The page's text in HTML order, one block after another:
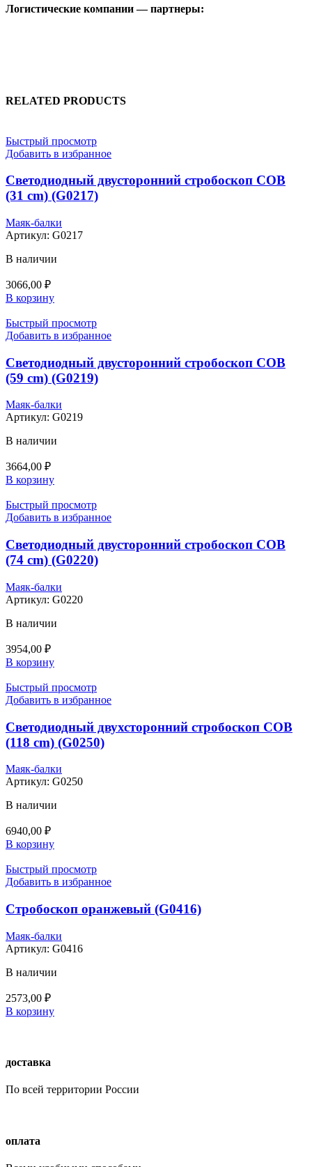
Логистические компании — партнеры:
RELATED PRODUCTS
Быстрый просмотр
Добавить в избранное
Светодиодный двусторонний стробоскоп СОВ
(31 cm) (G0217)
Маяк-балки
Артикул: G0217
В наличии
3066,00 ₽
В корзину
Быстрый просмотр
Добавить в избранное
Светодиодный двусторонний стробоскоп СОВ
(59 cm) (G0219)
Маяк-балки
Артикул: G0219
В наличии
3664,00 ₽
В корзину
Быстрый просмотр
Добавить в избранное
Светодиодный двусторонний стробоскоп СОВ
(74 cm) (G0220)
Маяк-балки
Артикул: G0220
В наличии
3954,00 ₽
В корзину
Быстрый просмотр
Добавить в избранное
Светодиодный двухсторонний стробоскоп СОВ
(118 cm) (G0250)
Маяк-балки
Артикул: G0250
В наличии
6940,00 ₽
В корзину
Быстрый просмотр
Добавить в избранное
Стробоскоп оранжевый (G0416)
Маяк-балки
Артикул: G0416
В наличии
2573,00 ₽
В корзину
доставка
По всей территории России
оплата